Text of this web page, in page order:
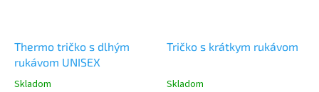
Thermo tričko s dlhým
rukávom UNISEX
Skladom
Tričko s krátkym rukávom
Skladom